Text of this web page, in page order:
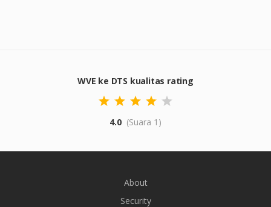
WVE ke DTS kualitas rating
4.0 (Suara 1)
About
Security